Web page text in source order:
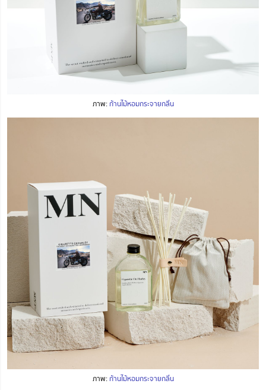
ภาพ:ก้านไม้หอมกระจายกลิ่น
ภาพ:ก้านไม้หอมกระจายกลิ่น